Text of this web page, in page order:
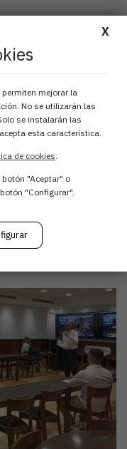
y
NL
X
mejorar la
No se utilizarán las
se instalarán las
esta característica.
de cookies.
"Aceptar" o
"Configurar".